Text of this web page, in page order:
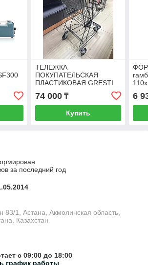
ТЕЛЕЖКА
ПОКУПАТЕЛЬСКАЯ
ПЛАСТИКОВАЯ GRESTI
AZIA 100 Л., ДЛЯ
ПРЕДПРИЯТИЙ
ТОРГОВЛИ
74 000₸
Купить
6
за последний год
83/1, Астана, Акмолинская область,
Казахстан
с 09:00 до 18:00
график работы